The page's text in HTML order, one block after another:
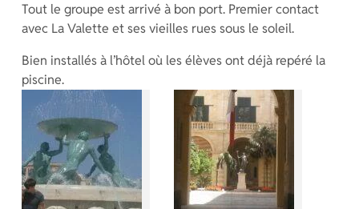
Tout le groupe est arrivé à bon port. Premier contact
avec La Valette et ses vieilles rues sous le soleil.
Bien installés à l’hôtel où les élèves ont déjà repéré la
piscine.